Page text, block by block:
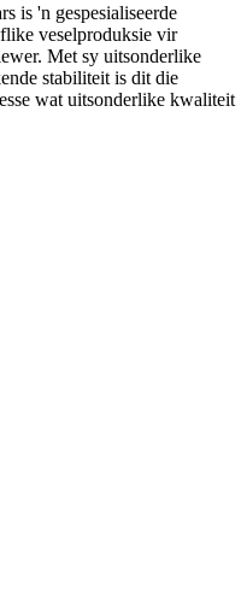
is 'n gespesialiseerde
veselproduksie vir
Met sy uitsonderlike
stabiliteit is dit die
wat uitsonderlike kwaliteit